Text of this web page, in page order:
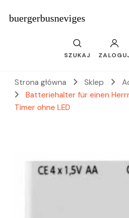
buergerbusneviges
SZUKAJ
Strona główna Sklep
Batteriehalter für einen
Timer ohne LED